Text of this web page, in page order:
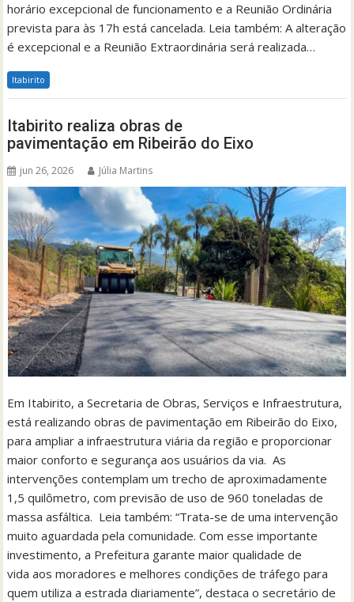
horário excepcional de funcionamento e a Reunião Ordinária
prevista para às 17h está cancelada. Leia também: A alteração
é excepcional e a Reunião Extraordinária será realizada…
Itabirito
Itabirito realiza obras de
pavimentação em Ribeirão do Eixo
jun 26, 2026 Júlia Martins
Em Itabirito, a Secretaria de Obras, Serviços e Infraestrutura,
está realizando obras de pavimentação em Ribeirão do Eixo,
para ampliar a infraestrutura viária da região e proporcionar
maior conforto e segurança aos usuários da via. As
intervenções contemplam um trecho de aproximadamente
1,5 quilômetro, com previsão de uso de 960 toneladas de
massa asfáltica. Leia também: “Trata-se de uma intervenção
muito aguardada pela comunidade. Com esse importante
investimento, a Prefeitura garante maior qualidade de
vida aos moradores e melhores condições de tráfego para
quem utiliza a estrada diariamente”, destaca o secretário de